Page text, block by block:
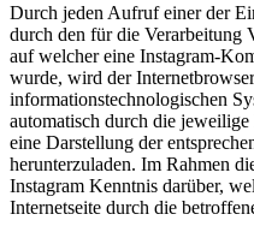
Durch jeden Aufruf einer der
durch den für die Verarbeitung
auf welcher eine Instagram-
wurde, wird der
informationstechnologischen
automatisch durch die
eine Darstellung der
herunterzuladen. Im Rahmen
Instagram Kenntnis darüber,
Internetseite durch die